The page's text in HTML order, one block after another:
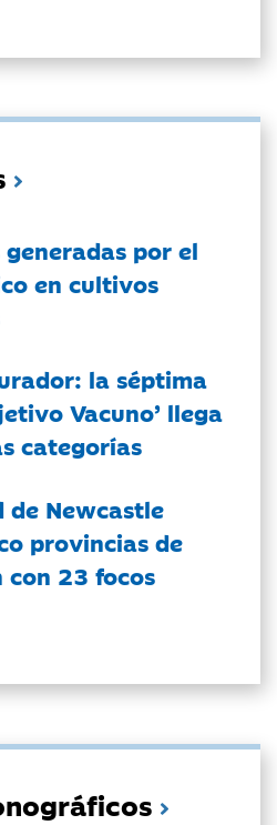
por el
en cultivos
la séptima
Vacuno’ llega
categorías
de Newcastle
provincias de
con 23 focos